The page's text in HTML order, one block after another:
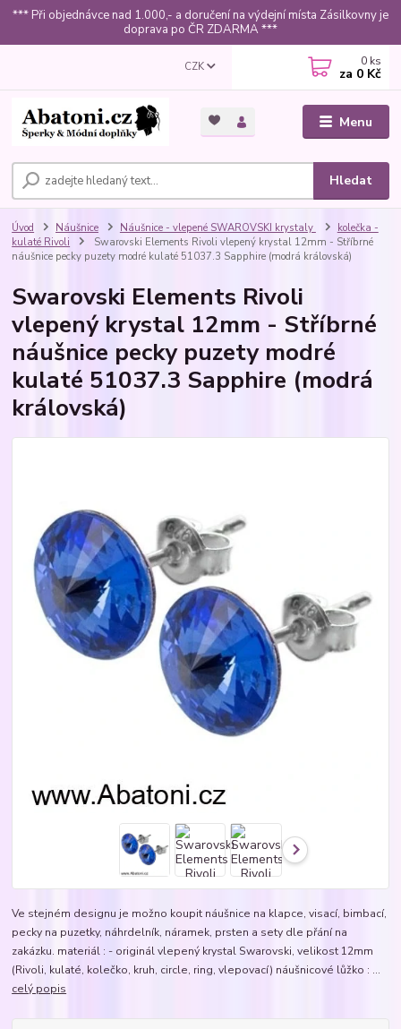
*** Při objednávce nad 1.000,- a doručení na výdejní místa Zásilkovny je
doprava po ČR ZDARMA ***
Menu
CZK
Hledat
0 ks
za 0 Kč
Úvod Náušnice Náušnice - vlepené SWAROVSKI krystaly
kolečka -
kulaté Rivoli
Swarovski Elements Rivoli vlepený krystal 12mm - Stříbrné
náušnice pecky puzety modré kulaté 51037.3 Sapphire (modrá královská)
Swarovski Elements Rivoli
vlepený krystal 12mm - Stříbrné
náušnice pecky puzety modré
kulaté 51037.3 Sapphire (modrá
královská)
Ve stejném designu je možno koupit náušnice na klapce, visací, bimbací,
pecky na puzetky, náhrdelník, náramek, prsten a sety dle přání na
zakázku. materiál : - originál vlepený krystal Swarovski, velikost 12mm
(Rivoli, kulaté, kolečko, kruh, circle, ring, vlepovací) náušnicové lůžko : ...
celý popis